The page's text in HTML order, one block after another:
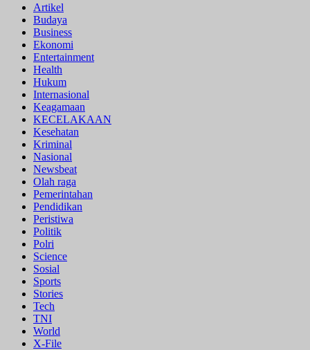
Artikel
Budaya
Business
Ekonomi
Entertainment
Health
Hukum
Internasional
Keagamaan
KECELAKAAN
Kesehatan
Kriminal
Nasional
Newsbeat
Olah raga
Pemerintahan
Pendidikan
Peristiwa
Politik
Polri
Science
Sosial
Sports
Stories
Tech
TNI
World
X-File